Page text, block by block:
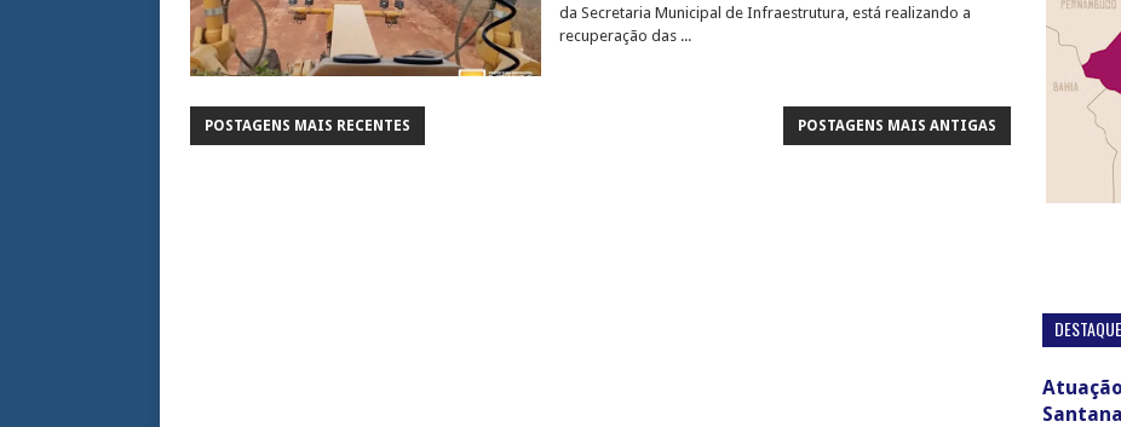
da Secretaria Municipal de Infraestrutura, está realizando a
recuperação das ...
POSTAGENS MAIS RECENTES POSTAGENS MAIS ANTIGAS